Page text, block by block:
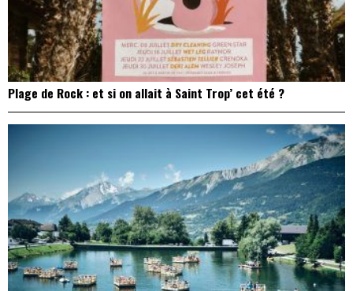
Plage de Rock : et si on allait à Saint Trop’ cet été ?